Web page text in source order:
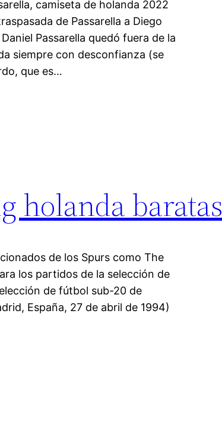
camiseta de holanda 2022
de Passarella a Diego
Passarella quedó fuera de la
siempre con desconfianza (se
que es…
holanda baratas
de los Spurs como The
los partidos de la selección de
de fútbol sub-20 de
España, 27 de abril de 1994)